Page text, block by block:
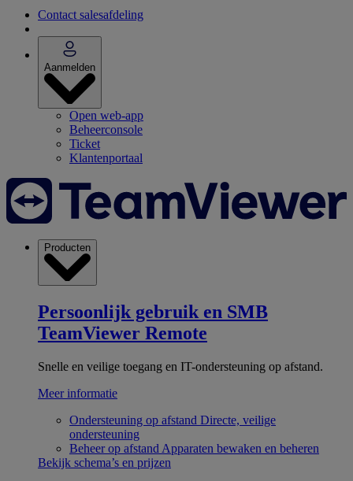
Contact salesafdeling
Aanmelden
Open web-app
Beheerconsole
Ticket
Klantenportaal
Producten
Persoonlijk gebruik en SMB
TeamViewer Remote
Snelle en veilige toegang en IT-ondersteuning op afstand.
Meer informatie
Ondersteuning op afstand Directe, veilige
ondersteuning
Beheer op afstand Apparaten bewaken en beheren
Bekijk schema’s en prijzen